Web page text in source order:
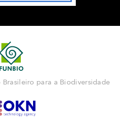
para a Biodiversidade